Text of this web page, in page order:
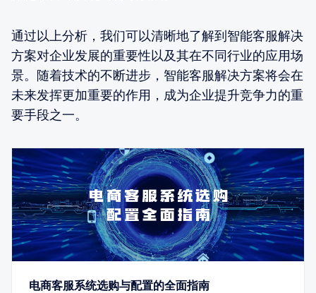
通过以上分析，我们可以清晰地了解到智能客服解决
方案对企业发展的重要性以及其在不同行业的应用场
景。随着技术的不断进步，智能客服解决方案将会在
未来发挥更加重要的作用，成为企业提升竞争力的重
要手段之一。
电商客服系统选购与配置的全面指南